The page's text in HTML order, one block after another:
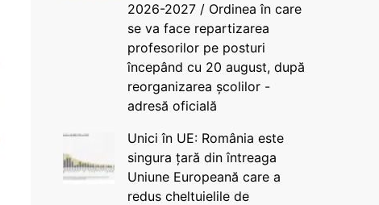
2026-2027 / Ordinea în care
se va face repartizarea
profesorilor pe posturi
începând cu 20 august, după
reorganizarea școlilor -
adresă oficială
Unici în UE: România este
singura țară din întreaga
Uniune Europeană care a
redus cheltuielile de